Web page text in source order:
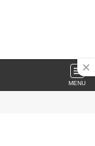
MENU